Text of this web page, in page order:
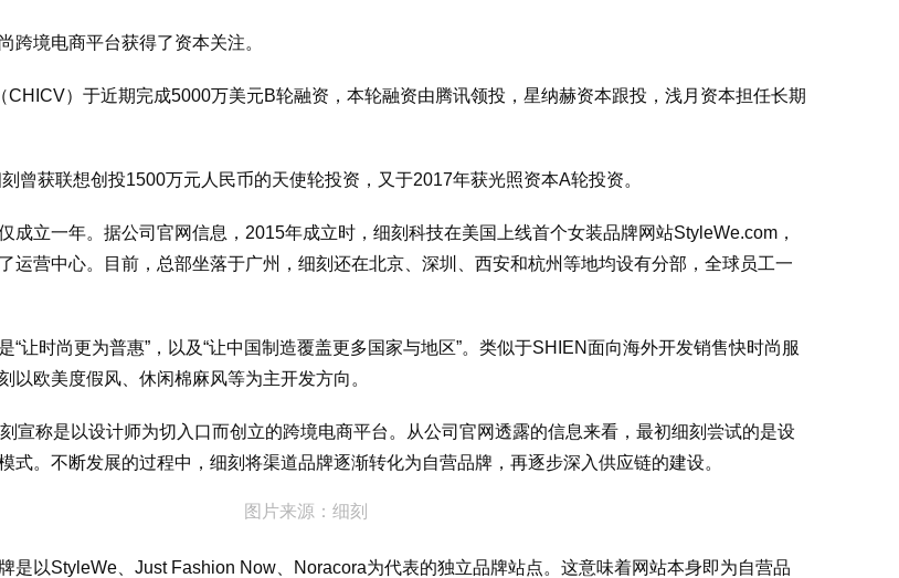
跨境电商平台获得了资本关注。
CHICV）于近期完成5000万美元B轮融资，本轮融资由腾讯领投，星纳赫资本跟投，浅月资本担任长期
曾获联想创投1500万元人民币的天使轮投资，又于2017年获光照资本A轮投资。
成立一年。据公司官网信息，2015年成立时，细刻科技在美国上线首个女装品牌网站StyleWe.com，
运营中心。目前，总部坐落于广州，细刻还在北京、深圳、西安和杭州等地均设有分部，全球员工一
“让时尚更为普惠”，以及“让中国制造覆盖更多国家与地区”。类似于SHIEN面向海外开发销售快时尚服
以欧美度假风、休闲棉麻风等为主开发方向。
宣称是以设计师为切入口而创立的跨境电商平台。从公司官网透露的信息来看，最初细刻尝试的是设
式。不断发展的过程中，细刻将渠道品牌逐渐转化为自营品牌，再逐步深入供应链的建设。
图片来源：细刻
是以StyleWe、Just Fashion Now、Noracora为代表的独立品牌站点。这意味着网站本身即为自营品